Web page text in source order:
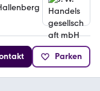
Parken